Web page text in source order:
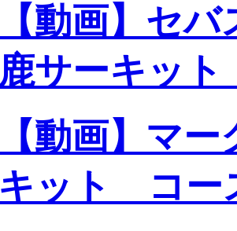
【動画】セ
鹿サーキッ
【動画】マ
キット コー